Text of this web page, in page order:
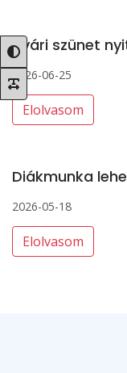
Nyári szünet
2026-06-25
Elolvasom
Diákmunka
2026-05-18
Elolvasom